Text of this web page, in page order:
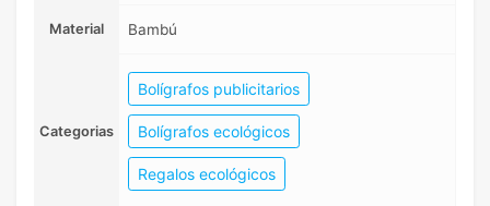
Material Bambú
Categorias
Bolígrafos publicitarios
Bolígrafos ecológicos
Regalos ecológicos